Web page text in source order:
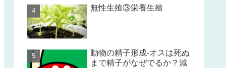
無性生殖③栄養生殖
動物の精子形成-オスは死ぬ
まで精子がなぜでるか？減